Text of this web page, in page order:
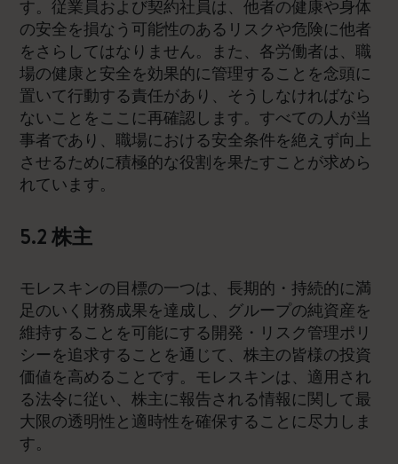
す。従業員および契約社員は、他者の健康や身体
の安全を損なう可能性のあるリスクや危険に他者
をさらしてはなりません。また、各労働者は、職
場の健康と安全を効果的に管理することを念頭に
置いて行動する責任があり、そうしなければなら
ないことをここに再確認します。すべての人が当
事者であり、職場における安全条件を絶えず向上
させるために積極的な役割を果たすことが求めら
れています。
5.2 株主
モレスキンの目標の一つは、長期的・持続的に満
足のいく財務成果を達成し、グループの純資産を
維持することを可能にする開発・リスク管理ポリ
シーを追求することを通じて、株主の皆様の投資
価値を高めることです。モレスキンは、適用され
る法令に従い、株主に報告される情報に関して最
大限の透明性と適時性を確保することに尽力しま
す。